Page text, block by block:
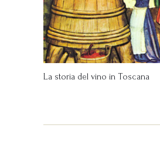
La storia del vino in Toscana